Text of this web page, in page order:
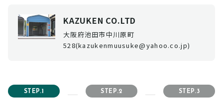
KAZUKEN CO.LTD
大阪府池田市中川原町
528(kazukenmuusuke@yahoo.co.jp)
STEP.1 STEP.2 STEP.3